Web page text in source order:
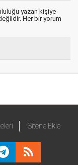
yazan kişiye
Her bir yorum
Sitene Ekle